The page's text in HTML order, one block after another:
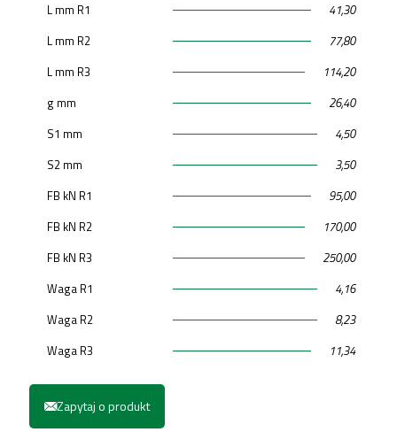
L mm R1
41,30
L mm R2
77,80
L mm R3
114,20
g mm
26,40
S1 mm
4,50
S2 mm
3,50
FB kN R1
95,00
FB kN R2
170,00
FB kN R3
250,00
Waga R1
4,16
Waga R2
8,23
Waga R3
11,34
Zapytaj o produkt